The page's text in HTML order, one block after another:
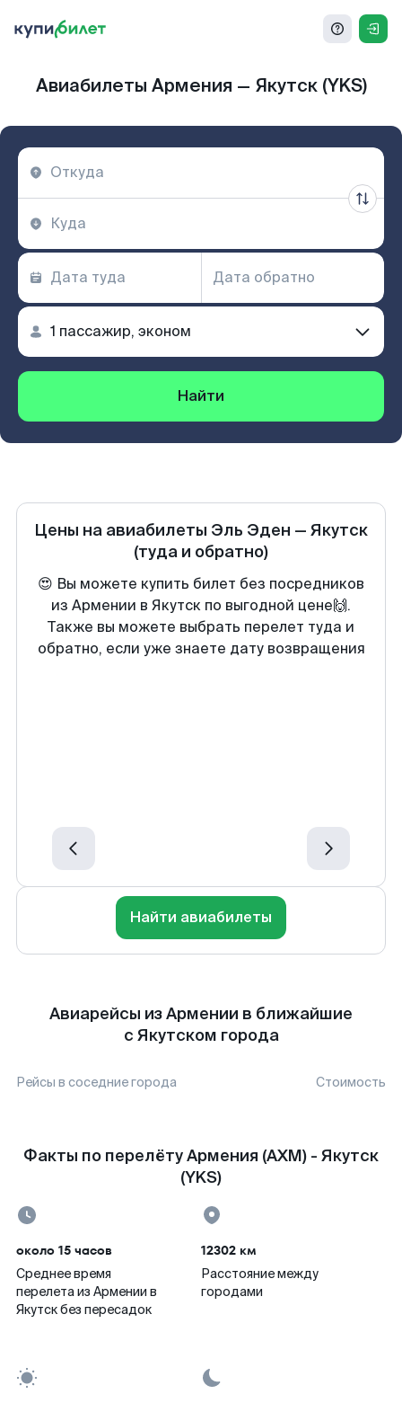
Авиабилеты Армения — Якутск (YKS)
Найти
Цены на авиабилеты Эль Эден — Якутск
(туда и обратно)
😍 Вы можете купить билет без посредников
из Армении в Якутск по выгодной цене🙌.
Также вы можете выбрать перелет туда и
обратно, если уже знаете дату возвращения
Найти авиабилеты
Авиарейсы из Армении в ближайшие
с Якутском города
Рейсы в соседние города Стоимость
Факты по перелёту Армения (AXM) - Якутск
(YKS)
около 15 часов
Среднее время
перелета из Армении в
Якутск без пересадок
12302 км
Расстояние между
городами